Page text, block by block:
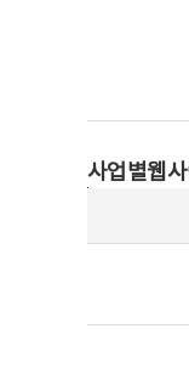
사업별웹